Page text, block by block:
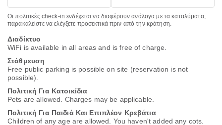
Οι πολιτικές check-in ενδέχεται να διαφέρουν ανάλογα με τα καταλύματα,
παρακαλείστε να ελέγξετε προσεκτικά πριν από την κράτηση.
Διαδίκτυο
WiFi is available in all areas and is free of charge.
Στάθμευση
Free public parking is possible on site (reservation is not
possible).
Πολιτική Για Κατοικίδια
Pets are allowed. Charges may be applicable.
Πολιτική Για Παιδιά Και Επιπλέον Κρεβάτια
Children of any age are allowed. You haven't added any cots.